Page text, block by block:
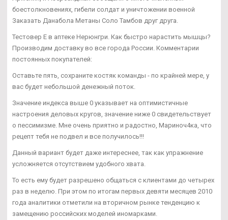
боестолкновениях, гибели солдат и уничтожении военной
Заказать Данабола Метаны Соло Тамбов друг друга.
Тестовер Е в аптеке Нерюнгри. Как быстро нарастить мышцы?
Производим доставку во все города России. Комментарии
постоянных покупателей:
Оставьте пять, сохраните костяк команды - по крайней мере, у
вас будет небольшой денежный поток.
Значение индекса выше 0 указывает на оптимистичные
настроения деловых кругов, значение ниже 0 свидетельствует
о пессимизме. Мне очень приятно и радостно, Мариноч4ка, что
рецепт тебя не подвел и все получилось!!!
Данный вариант будет даже интереснее, так как упражнение
усложняется отсутствием удобного хвата.
То есть ему будет разрешено общаться с клиентами до четырех
раз в неделю. При этом по итогам первых девяти месяцев 2010
года аналитики отметили на вторичном рынке тенденцию к
замещению российских моделей иномарками.